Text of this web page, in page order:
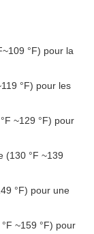
°F) pour la
°F) pour les
~129 °F) pour
(130 °F ~139
°F) pour une
~159 °F) pour